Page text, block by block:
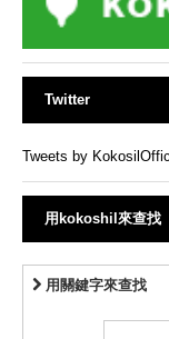
Twitter
Tweets by
用kokoshil來查找
用關鍵字來查找